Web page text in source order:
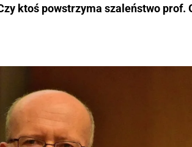
ktoś powstrzyma szaleństwo prof.